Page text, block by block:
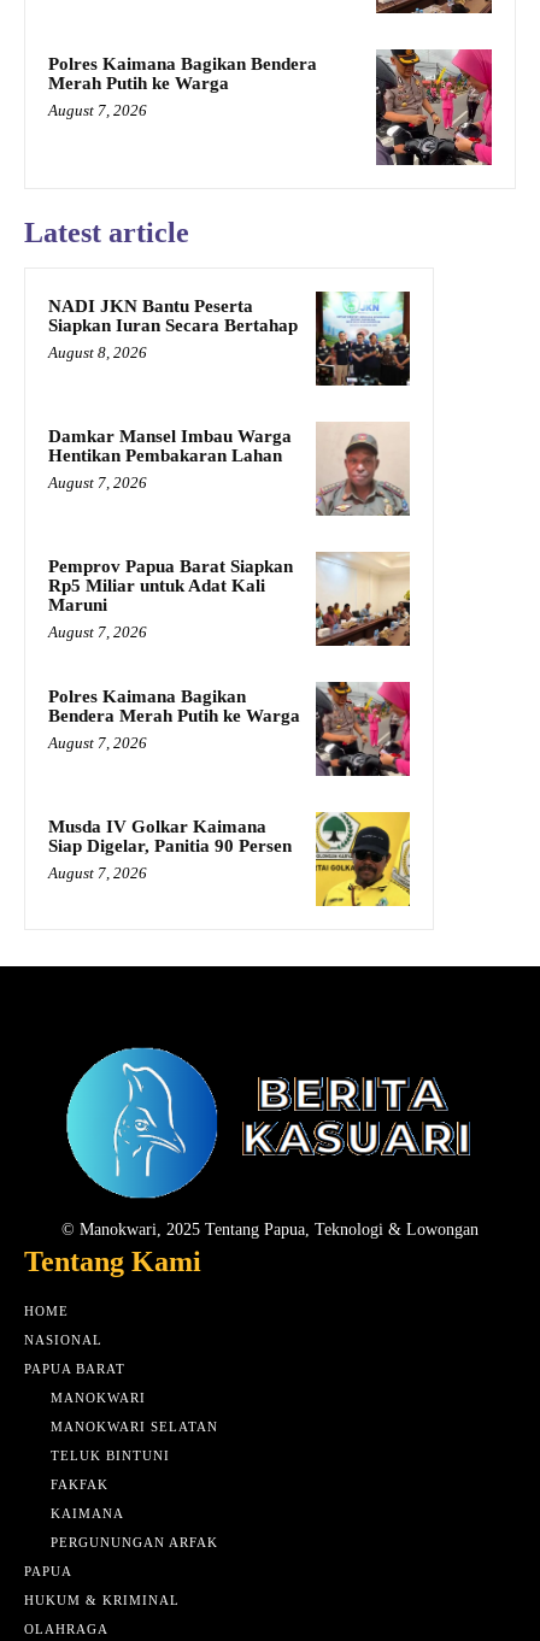
Polres Kaimana Bagikan Bendera
Merah Putih ke Warga
August 7, 2026
Latest article
NADI JKN Bantu Peserta
Siapkan Iuran Secara Bertahap
August 8, 2026
Damkar Mansel Imbau Warga
Hentikan Pembakaran Lahan
August 7, 2026
Pemprov Papua Barat Siapkan
Rp5 Miliar untuk Adat Kali
Maruni
August 7, 2026
Polres Kaimana Bagikan
Bendera Merah Putih ke Warga
August 7, 2026
Musda IV Golkar Kaimana
Siap Digelar, Panitia 90 Persen
August 7, 2026
© Manokwari, 2025 Tentang Papua, Teknologi & Lowongan
Tentang Kami
HOME
NASIONAL
PAPUA BARAT
MANOKWARI
MANOKWARI SELATAN
TELUK BINTUNI
FAKFAK
KAIMANA
PERGUNUNGAN ARFAK
PAPUA
HUKUM & KRIMINAL
OLAHRAGA